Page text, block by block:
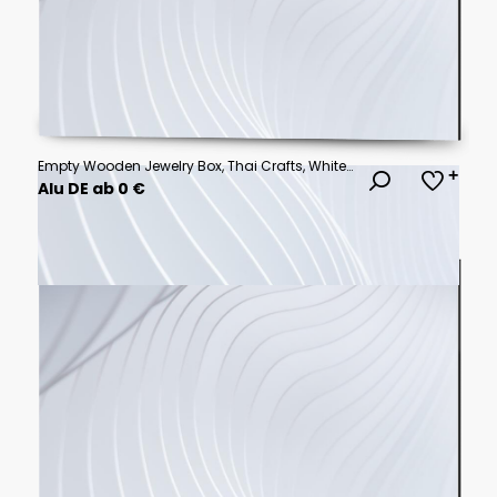
Empty Wooden Jewelry Box, Thai Crafts, White Background, Food Photography Style
Alu DE ab 0 €